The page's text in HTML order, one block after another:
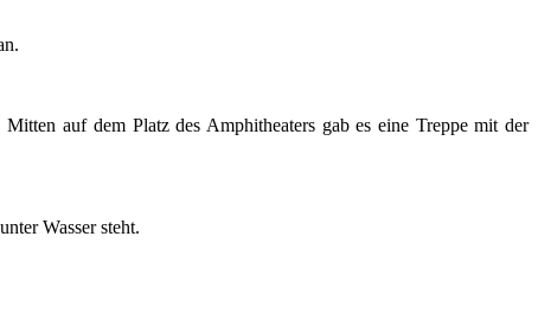
auf dem Platz des Amphitheaters gab es eine Treppe mit der
Wasser steht.